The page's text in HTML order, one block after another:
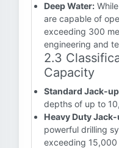
Deep Water:
are capable of
exceeding 300
engineering and
2.3
Capacity
Standard Jack-
depths of up to
Heavy Duty
powerful drilling
exceeding 15,000